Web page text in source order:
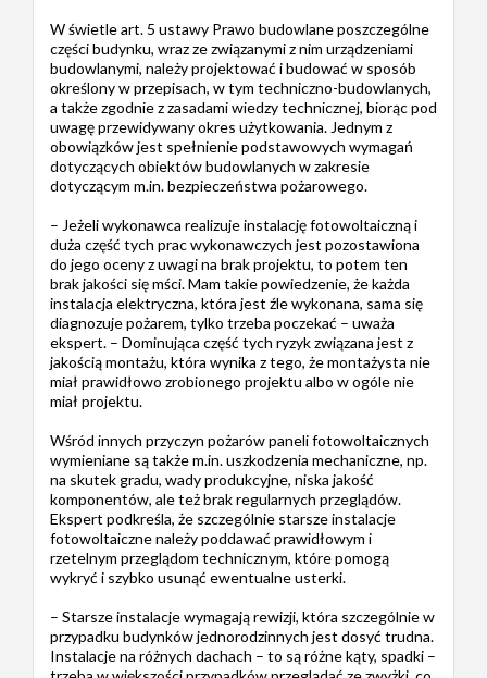
W świetle art. 5 ustawy Prawo budowlane poszczególne
części budynku, wraz ze związanymi z nim urządzeniami
budowlanymi, należy projektować i budować w sposób
określony w przepisach, w tym techniczno-budowlanych,
a także zgodnie z zasadami wiedzy technicznej, biorąc pod
uwagę przewidywany okres użytkowania. Jednym z
obowiązków jest spełnienie podstawowych wymagań
dotyczących obiektów budowlanych w zakresie
dotyczącym m.in. bezpieczeństwa pożarowego.
– Jeżeli wykonawca realizuje instalację fotowoltaiczną i
duża część tych prac wykonawczych jest pozostawiona
do jego oceny z uwagi na brak projektu, to potem ten
brak jakości się mści. Mam takie powiedzenie, że każda
instalacja elektryczna, która jest źle wykonana, sama się
diagnozuje pożarem, tylko trzeba poczekać – uważa
ekspert. – Dominująca część tych ryzyk związana jest z
jakością montażu, która wynika z tego, że montażysta nie
miał prawidłowo zrobionego projektu albo w ogóle nie
miał projektu.
Wśród innych przyczyn pożarów paneli fotowoltaicznych
wymieniane są także m.in. uszkodzenia mechaniczne, np.
na skutek gradu, wady produkcyjne, niska jakość
komponentów, ale też brak regularnych przeglądów.
Ekspert podkreśla, że szczególnie starsze instalacje
fotowoltaiczne należy poddawać prawidłowym i
rzetelnym przeglądom technicznym, które pomogą
wykryć i szybko usunąć ewentualne usterki.
– Starsze instalacje wymagają rewizji, która szczególnie w
przypadku budynków jednorodzinnych jest dosyć trudna.
Instalacje na różnych dachach – to są różne kąty, spadki –